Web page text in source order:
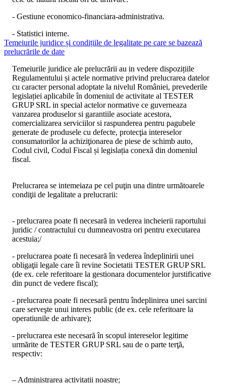
- Gestiune economico-financiara-administrativa.
- Statistici interne.
Temeiurile juridice și condițiile de legalitate pe care se bazează
prelucrările de date
Temeiurile juridice ale prelucrării au in vedere dispozițiile
Regulamentului și actele normative privind prelucrarea datelor
cu caracter personal adoptate la nivelul României, prevederile
legislației aplicabile în domeniul de activitate al TESTER
GRUP SRL in special actelor normative ce guverneaza
vanzarea produselor si garantiile asociate acestora,
comercializarea serviciilor si raspunderea pentru pagubele
generate de produsele cu defecte, protecţia intereselor
consumatorilor la achiziţionarea de piese de schimb auto,
Codul civil, Codul Fiscal și legislația conexă din domeniul
fiscal.
Prelucrarea se intemeiaza pe cel puţin una dintre următoarele
condiţii de legalitate a prelucrarii:
- prelucrarea poate fi necesară in vederea incheierii raportului
juridic / contractului cu dumneavostra ori pentru executarea
acestuia;/
- prelucrarea poate fi necesară în vederea îndeplinirii unei
obligaţii legale care îi revine Societatii TESTER GRUP SRL
(de ex. cele referitoare la gestionara documentelor jurstificative
din punct de vedere fiscal);
- prelucrarea poate fi necesară pentru îndeplinirea unei sarcini
care serveşte unui interes public (de ex. cele referitoare la
operatiunile de arhivare);
- prelucrarea este necesară în scopul intereselor legitime
urmărite de TESTER GRUP SRL sau de o parte terţă,
respectiv:
– Administrarea activitatii noastre;